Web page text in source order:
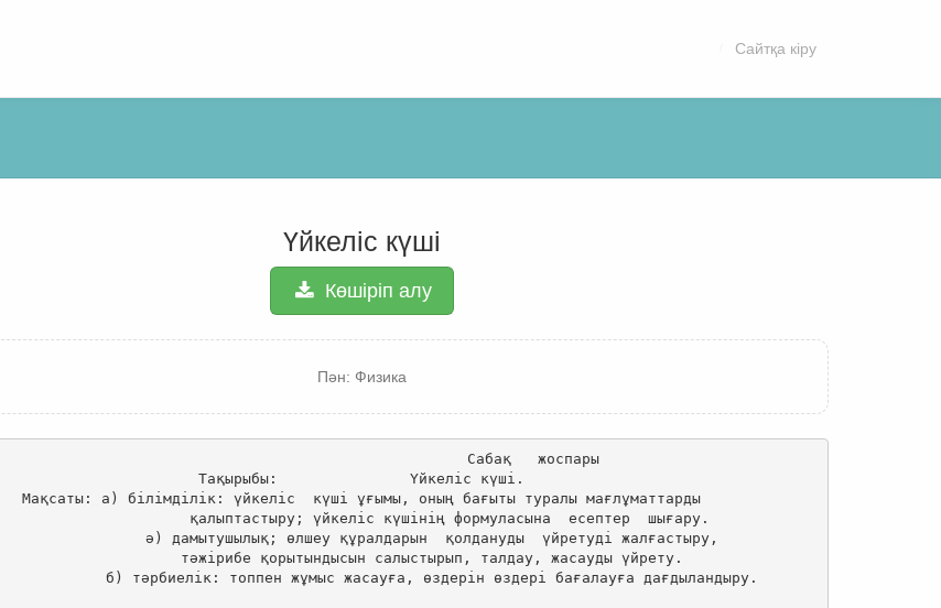
Сайтқа кіру
Үйкеліс күші
Көшіріп алу
Пән: Физика
Тақырыбы:               Үйкеліс күші.
Мақсаты: а) білімділік: үйкеліс  күші ұғымы, оның бағыты туралы мағлұматтарды
                ә) дамытушылық; өлшеу құралдарын  қолдануды  үйретуді жалғастыру,
топпен жұмыс жасауға, өздерін өздері бағалауға дағдыландыру.